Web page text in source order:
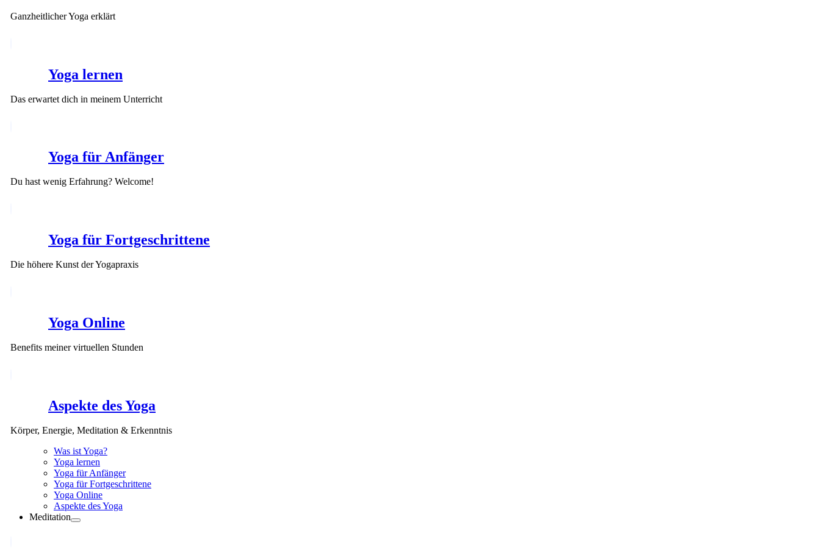
Ganzheitlicher Yoga erklärt
Yoga lernen
Das erwartet dich in meinem Unterricht
Yoga für Anfänger
Du hast wenig Erfahrung? Welcome!
Yoga für Fortgeschrittene
Die höhere Kunst der Yogapraxis
Yoga Online
Benefits meiner virtuellen Stunden
Aspekte des Yoga
Körper, Energie, Meditation & Erkenntnis
Was ist Yoga?
Yoga lernen
Yoga für Anfänger
Yoga für Fortgeschrittene
Yoga Online
Aspekte des Yoga
Meditation